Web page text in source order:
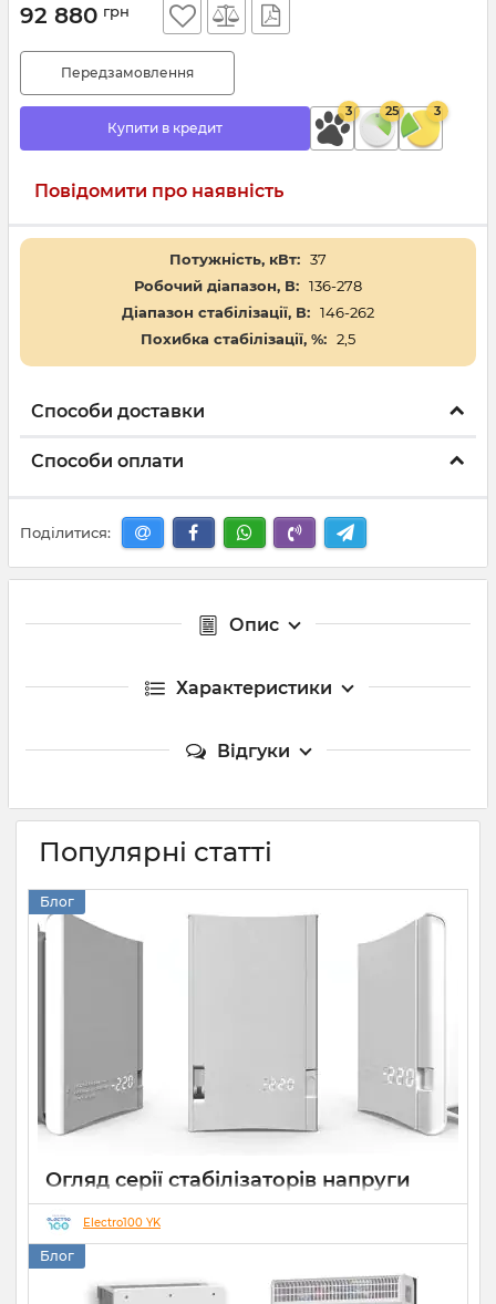
92 880 грн
Передзамовлення
Купити в кредит
3 25 3
Повідомити про наявність
Потужність, кВт: 37
Робочий діапазон, В: 136-278
Діапазон стабілізації, В: 146-262
Похибка стабілізації, %: 2,5
Способи доставки
Способи оплати
Поділитися:
Опис
Характеристики
Відгуки
Популярні статті
Блог
Огляд серії стабілізаторів напруги
Елекс АНТС: більше ніж просто
захист
22 07 2026
Electro100 YK
Блог